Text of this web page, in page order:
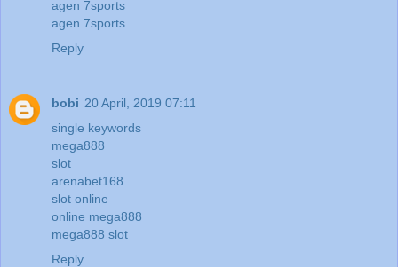
agen 7sports
agen 7sports
Reply
bobi 20 April, 2019 07:11
single keywords
mega888
slot
arenabet168
slot online
online mega888
mega888 slot
Reply